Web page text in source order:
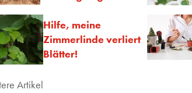
Hilfe, meine
Zimmerlinde verliert
Blätter!
Artikel